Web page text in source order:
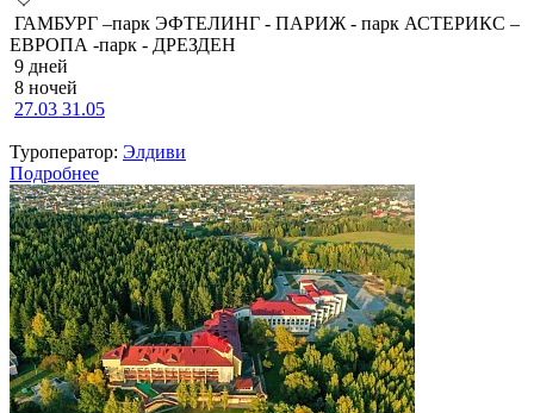
ГАМБУРГ –парк ЭФТЕЛИНГ - ПАРИЖ - парк АСТЕРИКС –
ЕВРОПА -парк - ДРЕЗДЕН
9 дней
8 ночей
27.03 31.05
Туроператор: Элдиви
Подробнее